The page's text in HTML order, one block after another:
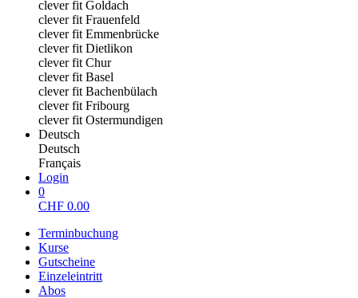
clever fit Goldach
clever fit Frauenfeld
clever fit Emmenbrücke
clever fit Dietlikon
clever fit Chur
clever fit Basel
clever fit Bachenbülach
clever fit Fribourg
clever fit Ostermundigen
Deutsch
Deutsch
Français
Login
0
CHF 0.00
Terminbuchung
Kurse
Gutscheine
Einzeleintritt
Abos